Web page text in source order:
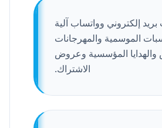
إلكتروني وواتساب آلية
الموسمية والمهرجانات
والهدايا المؤسسية وعروض
الاشتراك.